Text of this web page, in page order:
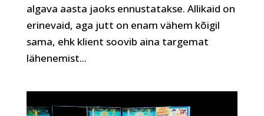
algava aasta jaoks ennustatakse. Allikaid on
erinevaid, aga jutt on enam vähem kõigil
sama, ehk klient soovib aina targemat
lähenemist...